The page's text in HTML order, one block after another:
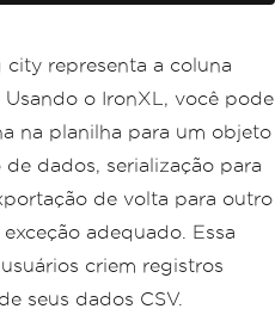
[ "A{row}"
"B{row}"
[ $"C{row}"].St
())
( customer );
representa a coluna
Usando o IronXL, você pode
na planilha para um objeto
dados, serialização para
de volta para outro
adequado. Essa
criem registros
seus dados CSV.